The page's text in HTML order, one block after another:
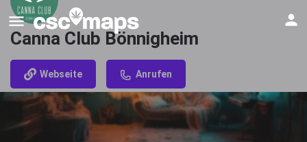
Canna Club Bönnigheim
Webseite Anrufen